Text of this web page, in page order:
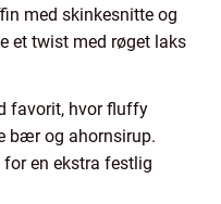
med skinkesnitte og
et twist med røget laks
favorit, hvor fluffy
bær og ahornsirup.
en ekstra festlig